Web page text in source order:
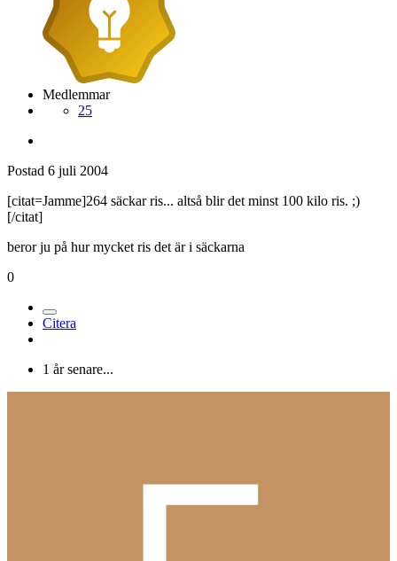
Medlemmar
25
Postad 6 juli 2004
[citat=Jamme]264 säckar ris... altså blir det minst 100 kilo ris. ;)
[/citat]
beror ju på hur mycket ris det är i säckarna
0
Citera
1 år senare...